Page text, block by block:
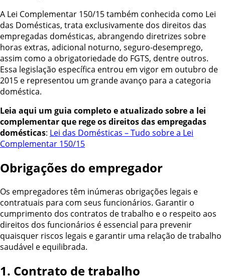
A Lei Complementar 150/15 também conhecida como Lei
das Domésticas, trata exclusivamente dos direitos das
empregadas domésticas, abrangendo diretrizes sobre
horas extras, adicional noturno, seguro-desemprego,
assim como a obrigatoriedade do FGTS, dentre outros.
Essa legislação específica entrou em vigor em outubro de
2015 e representou um grande avanço para a categoria
doméstica.
Leia aqui um guia completo e atualizado sobre a lei
complementar que rege os direitos das empregadas
domésticas: Lei das Domésticas – Tudo sobre a Lei
Complementar 150/15
Obrigações do empregador
Os empregadores têm inúmeras obrigações legais e
contratuais para com seus funcionários. Garantir o
cumprimento dos contratos de trabalho e o respeito aos
direitos dos funcionários é essencial para prevenir
quaisquer riscos legais e garantir uma relação de trabalho
saudável e equilibrada.
1. Contrato de trabalho